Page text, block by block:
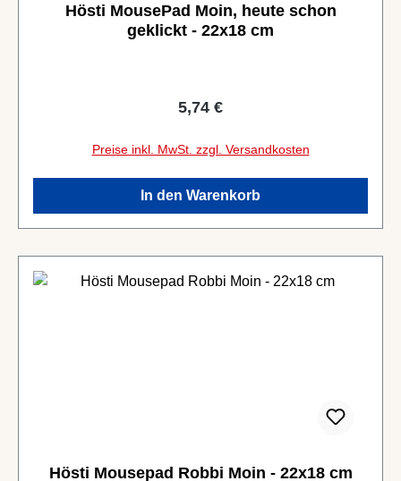
Hösti MousePad Moin, heute schon
geklickt - 22x18 cm
Regulärer Preis:
5,74 €
Preise inkl. MwSt. zzgl. Versandkosten
In den Warenkorb
Hösti Mousepad Robbi Moin - 22x18 cm